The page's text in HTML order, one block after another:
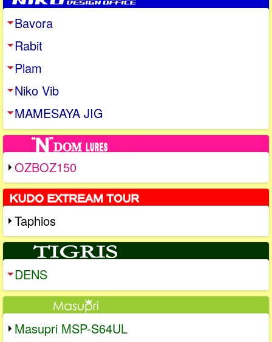
Bavora
Rabit
Plam
Niko Vib
MAMESAYA JIG
OZBOZ150
Taphios
DENS
Masupri MSP-S64UL